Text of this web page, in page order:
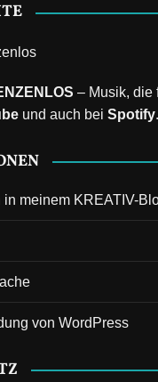
– Musik, die
und auch bei Spotify.
meinem KREATIV-
von WordPress